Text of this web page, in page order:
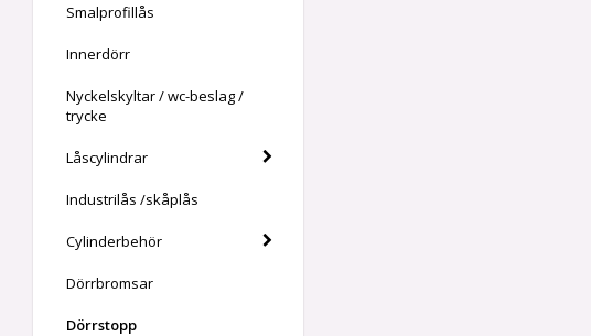
Smalprofillås
Innerdörr
Nyckelskyltar / wc-beslag /
trycke
Låscylindrar
Industrilås /skåplås
Cylinderbehör
Dörrbromsar
Dörrstopp